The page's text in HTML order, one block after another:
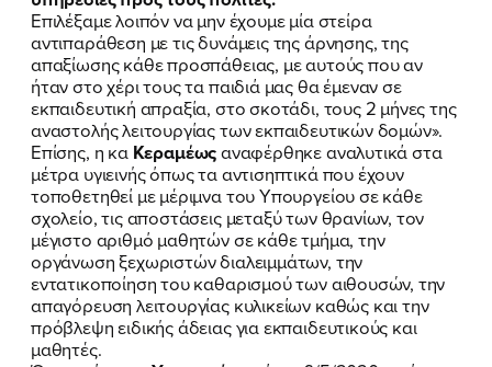
Επιλέξαμε λοιπόν να μην έχουμε μία στείρα
αντιπαράθεση με τις δυνάμεις της άρνησης, της
απαξίωσης κάθε προσπάθειας, με αυτούς που αν
ήταν στο χέρι τους τα παιδιά μας θα έμεναν σε
εκπαιδευτική απραξία, στο σκοτάδι, τους 2 μήνες της
αναστολής λειτουργίας των εκπαιδευτικών δομών».
Επίσης, η κα Κεραμέωςαναφέρθηκε αναλυτικά στα
μέτρα υγιεινής όπως τα αντισηπτικά που έχουν
τοποθετηθεί με μέριμνα του Υπουργείου σε κάθε
σχολείο, τις αποστάσεις μεταξύ των θρανίων, τον
μέγιστο αριθμό μαθητών σε κάθε τμήμα, την
οργάνωση ξεχωριστών διαλειμμάτων, την
εντατικοποίηση του καθαρισμού των αιθουσών, την
απαγόρευση λειτουργίας κυλικείων καθώς και την
πρόβλεψη ειδικής άδειας για εκπαιδευτικούς και
μαθητές.